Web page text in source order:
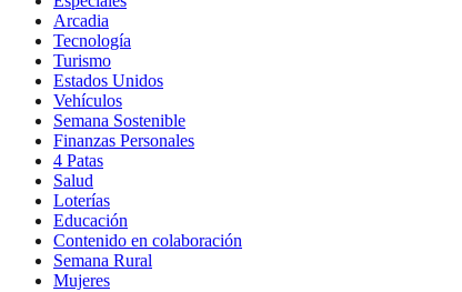
Arcadia
Tecnología
Turismo
Estados Unidos
Vehículos
Semana Sostenible
Finanzas Personales
4 Patas
Salud
Loterías
Educación
Contenido en colaboración
Semana Rural
Mujeres